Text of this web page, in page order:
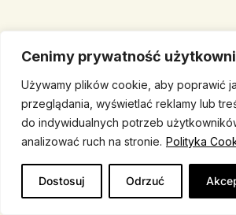
Cenimy prywatność
Używamy plików cookie, aby poprawić
przeglądania, wyświetlać reklamy lub
do indywidualnych potrzeb
analizować ruch na stronie. Polityka
Dostosuj Odrzuć